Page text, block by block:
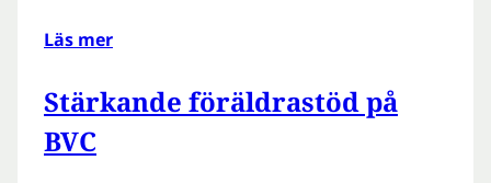
Läs mer
Stärkande föräldrastöd på
BVC